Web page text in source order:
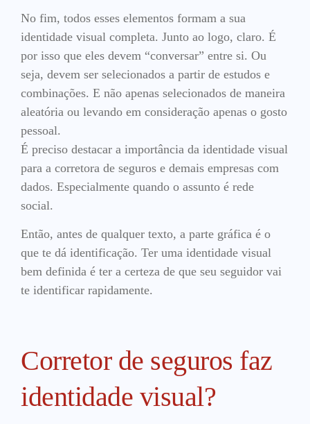
No fim, todos esses elementos formam a sua
identidade visual completa. Junto ao logo, claro. É
por isso que eles devem “conversar” entre si. Ou
seja, devem ser selecionados a partir de estudos e
combinações. E não apenas selecionados de maneira
aleatória ou levando em consideração apenas o gosto
pessoal.
É preciso destacar a importância da identidade visual
para a corretora de seguros e demais empresas com
dados. Especialmente quando o assunto é rede
social.
Então, antes de qualquer texto, a parte gráfica é o
que te dá identificação. Ter uma identidade visual
bem definida é ter a certeza de que seu seguidor vai
te identificar rapidamente.
Corretor de seguros faz
identidade visual?